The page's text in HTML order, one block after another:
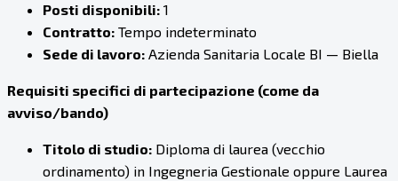
Posti disponibili: 1
Contratto: Tempo indeterminato
Sede di lavoro: Azienda Sanitaria Locale BI — Biella
Requisiti specifici di partecipazione (come da
avviso/bando)
Titolo di studio: Diploma di laurea (vecchio
ordinamento) in Ingegneria Gestionale oppure Laurea